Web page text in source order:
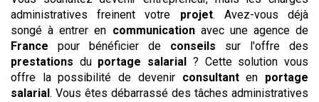
administratives freinent votre projet. Avez-vous déjà
songé à entrer en communicationavec une agence de
France pour bénéficier de conseils sur l'offre des
prestations du portage salarial ? Cette solution vous
offre la possibilité de devenir consultanten portage
salarial. Vous êtes débarrassé des tâches administratives